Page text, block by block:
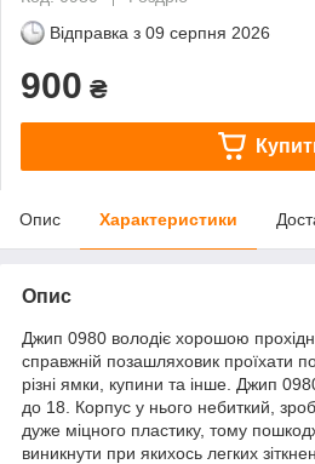
Відправка з 09 серпня 2026
900 ₴
Опис Характеристики
Опис
Джип 0980 володіє хорошою
справжній позашляховик проїхати
різні ямки, купини та інше. Джип
до 18. Корпус у нього небиткий,
дуже міцного пластику, тому
виникнути при якихось легких